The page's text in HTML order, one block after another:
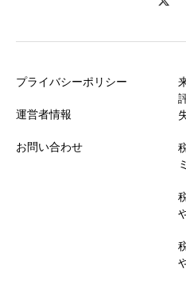
プライバシーポリシー
運営者情報
お問い合わせ
ミ